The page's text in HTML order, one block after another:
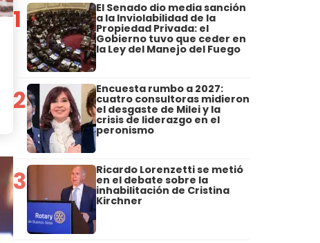
1 El Senado dio media sanción
a la Inviolabilidad de la
Propiedad Privada: el
Gobierno tuvo que ceder en
la Ley del Manejo del Fuego
2 Encuesta rumbo a 2027:
cuatro consultoras midieron
el desgaste de Milei y la
crisis de liderazgo en el
peronismo
3 Ricardo Lorenzetti se metió
en el debate sobre la
inhabilitación de Cristina
Kirchner